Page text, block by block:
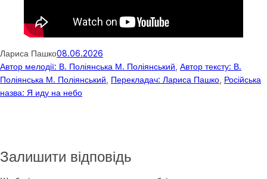
Лариса Пашко08.06.2026
Автор мелодії: В. Поліянська М. Поліянський Автор тексту: В.
Поліянська М. Поліянський Перекладач: Лариса Пашко Російська
назва: Я иду на небо
Залишити відповідь